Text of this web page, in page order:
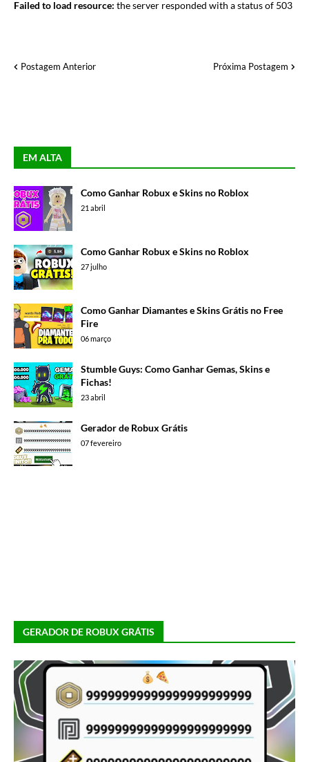
Failed to load resource: the server responded with a status of 503
Postagem Anterior Próxima Postagem
EM ALTA
Como Ganhar Robux e Skins no Roblox
21 abril
Como Ganhar Robux e Skins no Roblox
27 julho
Como Ganhar Diamantes e Skins Grátis no Free
Fire
06 março
Stumble Guys: Como Ganhar Gemas, Skins e
Fichas!
23 abril
Gerador de Robux Grátis
07 fevereiro
GERADOR DE ROBUX GRÁTIS